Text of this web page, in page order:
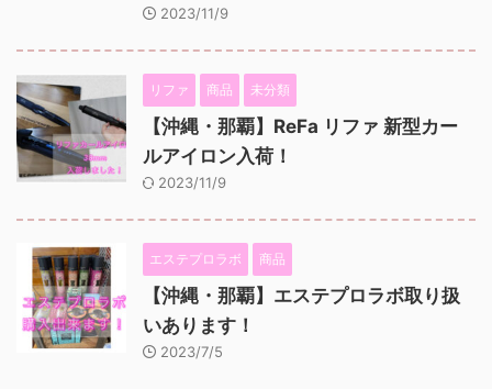
2023/11/9
リファ 商品 未分類
【沖縄・那覇】ReFa リファ 新型カー
ルアイロン入荷！
2023/11/9
エステプロラボ 商品
【沖縄・那覇】エステプロラボ取り扱
いあります！
2023/7/5